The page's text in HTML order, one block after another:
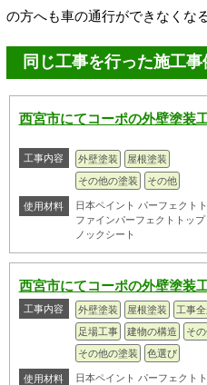
の方へも車の通行ができなくな
同じ工事を行った施工事
西宮市にてコーポの外壁塗装
工事内容 外壁塗装
屋根塗装
その他の塗装
その他
使用材料
日本ペイント パーフェクト
ファインパーフェクトトップ
ノックシート
西宮市にてコーポの外壁塗装
工事内容 外壁塗装 屋根塗装
工事
足場工事
建物の構造
そ
その他の塗装
色選び
使用材料
日本ペイント パーフェクト